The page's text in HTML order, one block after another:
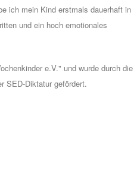
ich mein Kind erstmals dauerhaft in
und ein hoch emotionales
e.V." und wurde durch die
SED-Diktatur gefördert.